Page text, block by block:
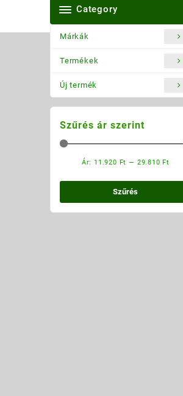
Category
Márkák
Termékek
Új termék
Szűrés ár szerint
Szűrés
Ár: 11.920 Ft — 29.810 Ft